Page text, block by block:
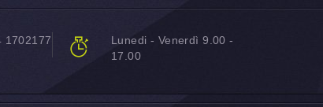
Lunedi - Venerdì 9.00 -
17.00
1702177